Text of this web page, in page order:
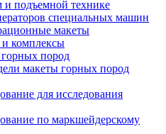
и подъемной технике
специальных машин
макеты
и комплексы
пород
макеты горных пород
для исследования
по маркшейдерскому